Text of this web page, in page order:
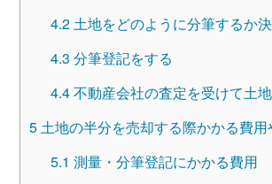
4.2土地をどのように分筆するか
4.3 分筆登記をする
4.4不動産会社の査定を受けて土
5土地の半分を売却する際かかる費用
5.1 測量・分筆登記にかかる費用